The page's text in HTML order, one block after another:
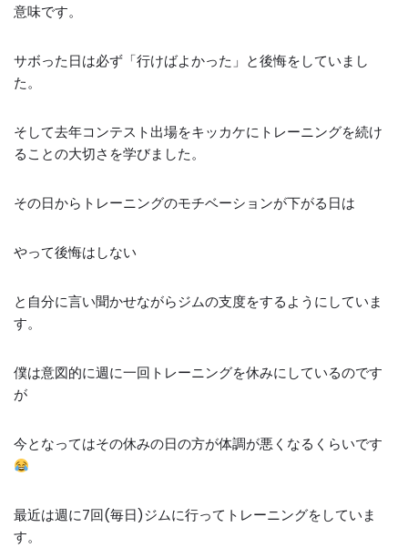
意味です。
サボった日は必ず「行けばよかった」と後悔をしていまし
た。
そして去年コンテスト出場をキッカケにトレーニングを続け
ることの大切さを学びました。
その日からトレーニングのモチベーションが下がる日は
やって後悔はしない
と自分に言い聞かせながらジムの支度をするようにしていま
す。
僕は意図的に週に一回トレーニングを休みにしているのです
が
今となってはその休みの日の方が体調が悪くなるくらいです
最近は週に7回(毎日)ジムに行ってトレーニングをしていま
す。